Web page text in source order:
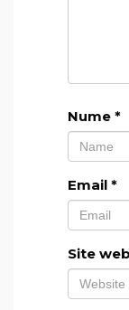
Nume *
Email *
Site web